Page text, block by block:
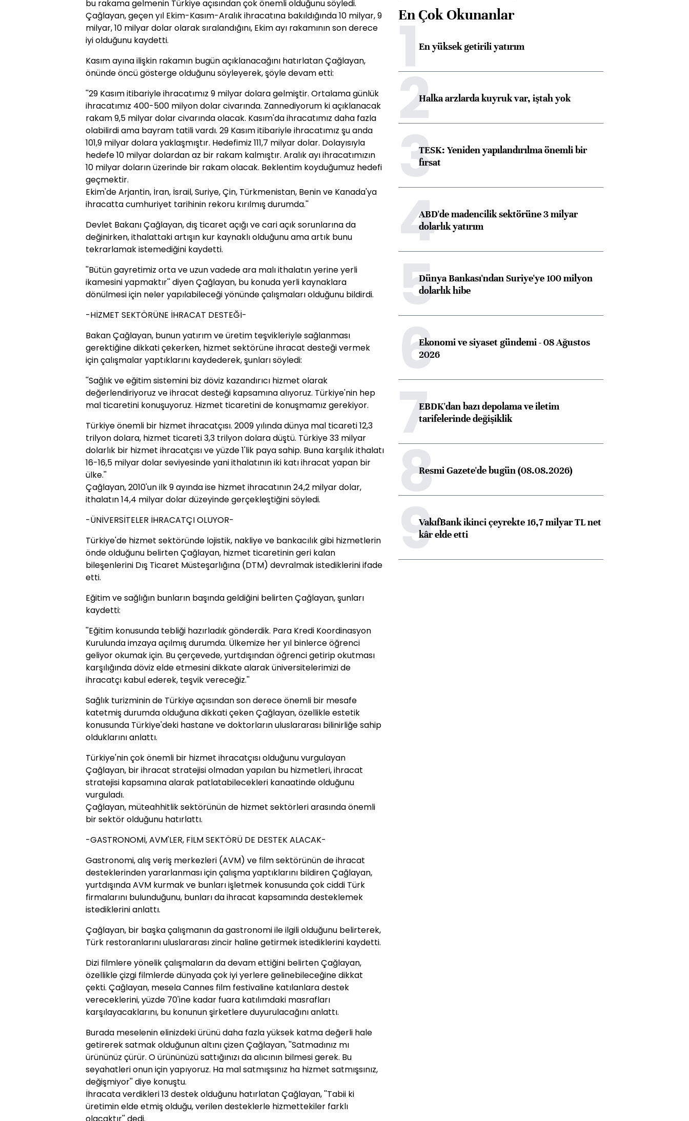
bu rakama gelmenin Türkiye açısından çok önemli olduğunu söyledi.
Çağlayan, geçen yıl Ekim-Kasım-Aralık ihracatına bakıldığında 10 milyar, 9
milyar, 10 milyar dolar olarak sıralandığını, Ekim ayı rakamının son derece
iyi olduğunu kaydetti.
Kasım ayına ilişkin rakamın bugün açıklanacağını hatırlatan Çağlayan,
önünde öncü gösterge olduğunu söyleyerek, şöyle devam etti:
''29 Kasım itibariyle ihracatımız 9 milyar dolara gelmiştir. Ortalama günlük
ihracatımız 400-500 milyon dolar civarında. Zannediyorum ki açıklanacak
rakam 9,5 milyar dolar civarında olacak. Kasım'da ihracatımız daha fazla
olabilirdi ama bayram tatili vardı. 29 Kasım itibariyle ihracatımız şu anda
101,9 milyar dolara yaklaşmıştır. Hedefimiz 111,7 milyar dolar. Dolayısıyla
hedefe 10 milyar dolardan az bir rakam kalmıştır. Aralık ayı ihracatımızın
10 milyar doların üzerinde bir rakam olacak. Beklentim koyduğumuz hedefi
geçmektir.
Ekim'de Arjantin, İran, İsrail, Suriye, Çin, Türkmenistan, Benin ve Kanada'ya
ihracatta cumhuriyet tarihinin rekoru kırılmış durumda.''
Devlet Bakanı Çağlayan, dış ticaret açığı ve cari açık sorunlarına da
değinirken, ithalattaki artışın kur kaynaklı olduğunu ama artık bunu
tekrarlamak istemediğini kaydetti.
''Bütün gayretimiz orta ve uzun vadede ara malı ithalatın yerine yerli
ikamesini yapmaktır'' diyen Çağlayan, bu konuda yerli kaynaklara
dönülmesi için neler yapılabileceği yönünde çalışmaları olduğunu bildirdi.
-HİZMET SEKTÖRÜNE İHRACAT DESTEĞİ-
Bakan Çağlayan, bunun yatırım ve üretim teşvikleriyle sağlanması
gerektiğine dikkati çekerken, hizmet sektörüne ihracat desteği vermek
için çalışmalar yaptıklarını kaydederek, şunları söyledi:
''Sağlık ve eğitim sistemini biz döviz kazandırıcı hizmet olarak
değerlendiriyoruz ve ihracat desteği kapsamına alıyoruz. Türkiye'nin hep
mal ticaretini konuşuyoruz. Hizmet ticaretini de konuşmamız gerekiyor.
Türkiye önemli bir hizmet ihracatçısı. 2009 yılında dünya mal ticareti 12,3
trilyon dolara, hizmet ticareti 3,3 trilyon dolara düştü. Türkiye 33 milyar
dolarlık bir hizmet ihracatçısı ve yüzde 1'lik paya sahip. Buna karşılık ithalatı
16-16,5 milyar dolar seviyesinde yani ithalatının iki katı ihracat yapan bir
ülke.''
Çağlayan, 2010'un ilk 9 ayında ise hizmet ihracatının 24,2 milyar dolar,
ithalatın 14,4 milyar dolar düzeyinde gerçekleştiğini söyledi.
-ÜNİVERSİTELER İHRACATÇI OLUYOR-
Türkiye'de hizmet sektöründe lojistik, nakliye ve bankacılık gibi hizmetlerin
önde olduğunu belirten Çağlayan, hizmet ticaretinin geri kalan
bileşenlerini Dış Ticaret Müsteşarlığına (DTM) devralmak istediklerini ifade
etti.
Eğitim ve sağlığın bunların başında geldiğini belirten Çağlayan, şunları
kaydetti:
''Eğitim konusunda tebliği hazırladık gönderdik. Para Kredi Koordinasyon
Kurulunda imzaya açılmış durumda. Ülkemize her yıl binlerce öğrenci
geliyor okumak için. Bu çerçevede, yurtdışından öğrenci getirip okutması
karşılığında döviz elde etmesini dikkate alarak üniversitelerimizi de
ihracatçı kabul ederek, teşvik vereceğiz.''
Sağlık turizminin de Türkiye açısından son derece önemli bir mesafe
katetmiş durumda olduğuna dikkati çeken Çağlayan, özellikle estetik
konusunda Türkiye'deki hastane ve doktorların uluslararası bilinirliğe sahip
olduklarını anlattı.
Türkiye'nin çok önemli bir hizmet ihracatçısı olduğunu vurgulayan
Çağlayan, bir ihracat stratejisi olmadan yapılan bu hizmetleri, ihracat
stratejisi kapsamına alarak patlatabilecekleri kanaatinde olduğunu
vurguladı.
Çağlayan, müteahhitlik sektörünün de hizmet sektörleri arasında önemli
bir sektör olduğunu hatırlattı.
-GASTRONOMİ, AVM'LER, FİLM SEKTÖRÜ DE DESTEK ALACAK-
Gastronomi, alış veriş merkezleri (AVM) ve film sektörünün de ihracat
desteklerinden yararlanması için çalışma yaptıklarını bildiren Çağlayan,
yurtdışında AVM kurmak ve bunları işletmek konusunda çok ciddi Türk
firmalarını bulunduğunu, bunları da ihracat kapsamında desteklemek
istediklerini anlattı.
Çağlayan, bir başka çalışmanın da gastronomi ile ilgili olduğunu belirterek,
Türk restoranlarını uluslararası zincir haline getirmek istediklerini kaydetti.
Dizi filmlere yönelik çalışmaların da devam ettiğini belirten Çağlayan,
özellikle çizgi filmlerde dünyada çok iyi yerlere gelinebileceğine dikkat
çekti. Çağlayan, mesela Cannes film festivaline katılanlara destek
vereceklerini, yüzde 70'ine kadar fuara katılımdaki masrafları
karşılayacaklarını, bu konunun şirketlere duyurulacağını anlattı.
Burada meselenin elinizdeki ürünü daha fazla yüksek katma değerli hale
getirerek satmak olduğunun altını çizen Çağlayan, ''Satmadınız mı
ürününüz çürür. O ürününüzü sattığınızı da alıcının bilmesi gerek. Bu
seyahatleri onun için yapıyoruz. Ha mal satmışsınız ha hizmet satmışsınız,
değişmiyor'' diye konuştu.
İhracata verdikleri 13 destek olduğunu hatırlatan Çağlayan, ''Tabii ki
üretimin elde etmiş olduğu, verilen desteklerle hizmettekiler farklı
En Çok Okunanlar
1En yüksek getirili yatırım
2Halka arzlarda kuyruk var, iştah yok
3TESK: Yeniden yapılandırılma önemli bir
fırsat
4ABD'de madencilik sektörüne 3 milyar
dolarlık yatırım
5Dünya Bankası'ndan Suriye'ye 100 milyon
dolarlık hibe
6Ekonomi ve siyaset gündemi - 08 Ağustos
2026
7EBDK'dan bazı depolama ve iletim
tarifelerinde değişiklik
8Resmi Gazete'de bugün (08.08.2026)
9VakıfBank ikinci çeyrekte 16,7 milyar TL net
kâr elde etti